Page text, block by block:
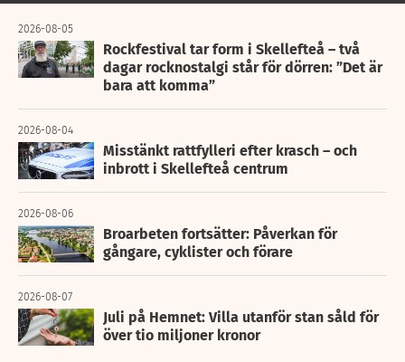
2026-08-05
Rockfestival tar form i Skellefteå – två
dagar rocknostalgi står för dörren: ”Det är
bara att komma”
2026-08-04
Misstänkt rattfylleri efter krasch – och
inbrott i Skellefteå centrum
2026-08-06
Broarbeten fortsätter: Påverkan för
gångare, cyklister och förare
2026-08-07
Juli på Hemnet: Villa utanför stan såld för
över tio miljoner kronor